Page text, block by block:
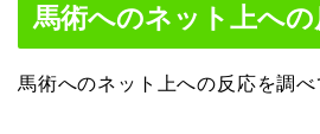
馬術へのネット上への
馬術へのネット上への反応を調べ